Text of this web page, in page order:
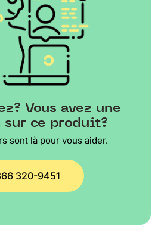
Vous avez une
sur ce produit?
sont là pour vous aider.
320-9451